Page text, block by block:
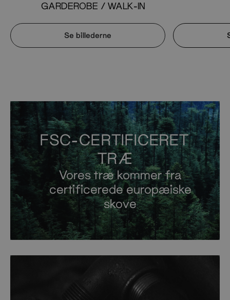
GARDEROBE / WALK-IN
Se billederne
FSC-CERTIFICERET
TRÆ
Vores træ kommer fra
certificerede europæiske
skove